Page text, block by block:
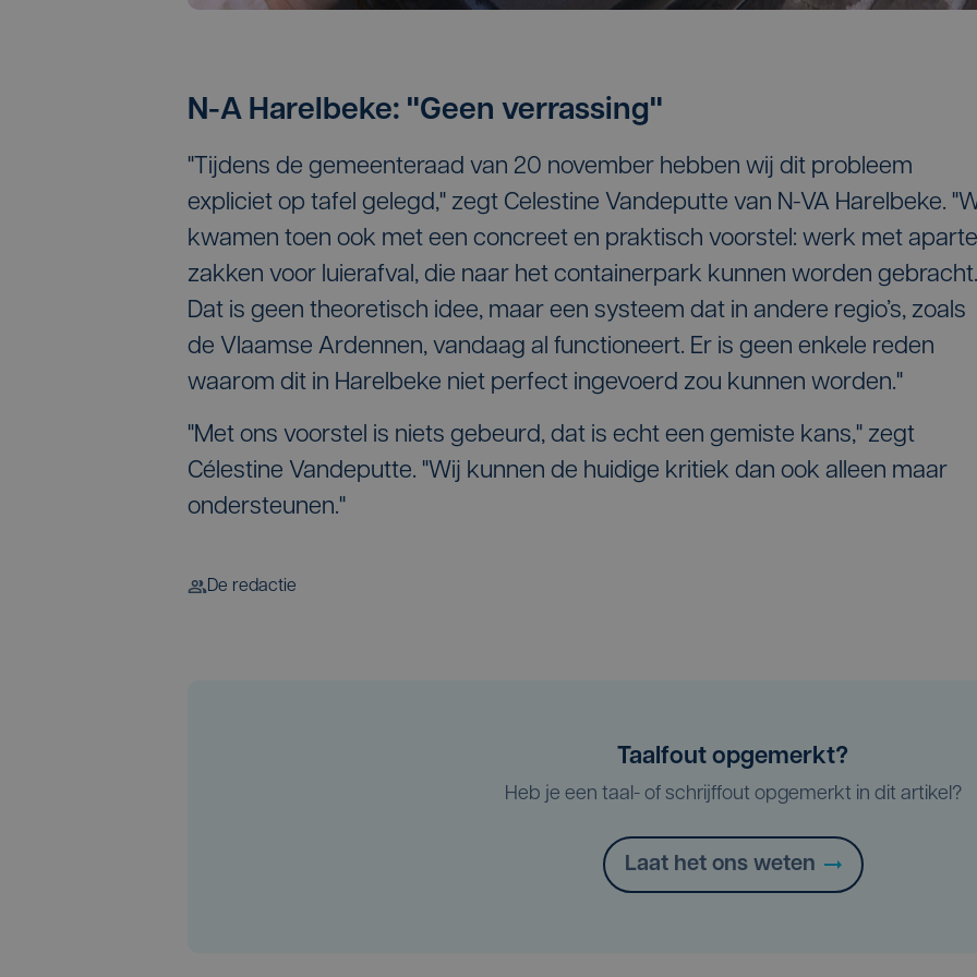
N-A Harelbeke: "Geen verrassing"
"Tijdens de gemeenteraad van 20 november hebben wij dit probleem
expliciet op tafel gelegd," zegt Celestine Vandeputte van N-VA Harelbeke.
kwamen toen ook met een concreet en praktisch voorstel: werk met aparte
zakken voor luierafval, die naar het containerpark kunnen worden gebracht.
Dat is geen theoretisch idee, maar een systeem dat in andere regio’s, zoals
de Vlaamse Ardennen, vandaag al functioneert. Er is geen enkele reden
waarom dit in Harelbeke niet perfect ingevoerd zou kunnen worden."
"Met ons voorstel is niets gebeurd, dat is echt een gemiste kans," zegt
Célestine Vandeputte. "Wij kunnen de huidige kritiek dan ook alleen maar
ondersteunen."
De redactie
Taalfout opgemerkt?
Heb je een taal- of schrijffout opgemerkt in dit artikel?
Laat het ons weten